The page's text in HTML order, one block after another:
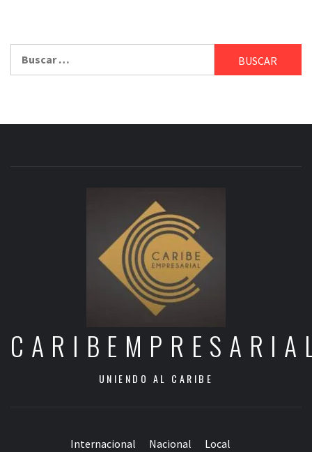
UNIENDO AL CARIBE
Internacional Nacional Local